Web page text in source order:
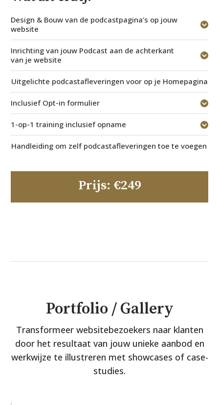
Design & Bouw van de podcastpagina’s op jouw
website
Inrichting van jouw Podcast aan de achterkant
van je website
Uitgelichte podcastafleveringen voor op je Homepagina
Inclusief Opt-in formulier
1-op-1 training inclusief opname
Handleiding om zelf podcastafleveringen toe te voegen
Prijs: €249
Portfolio / Gallery
Transformeer websitebezoekers naar klanten
door het resultaat van jouw unieke aanbod en
werkwijze te illustreren met showcases of case-
studies.